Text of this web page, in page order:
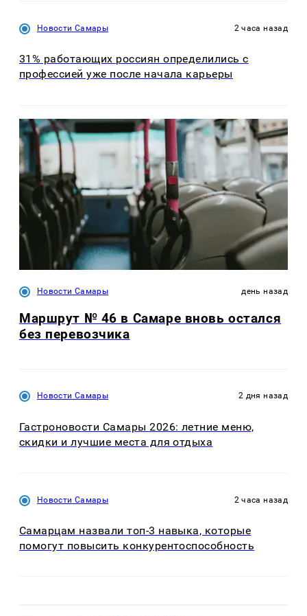
Новости Самары 2 часа назад
31% работающих россиян определились с
профессией уже после начала карьеры
Новости Самары день назад
Маршрут № 46 в Самаре вновь остался
без перевозчика
Новости Самары 2 дня назад
Гастроновости Самары 2026: летние меню,
скидки и лучшие места для отдыха
Новости Самары 2 часа назад
Самарцам назвали топ-3 навыка, которые
помогут повысить конкурентоспособность